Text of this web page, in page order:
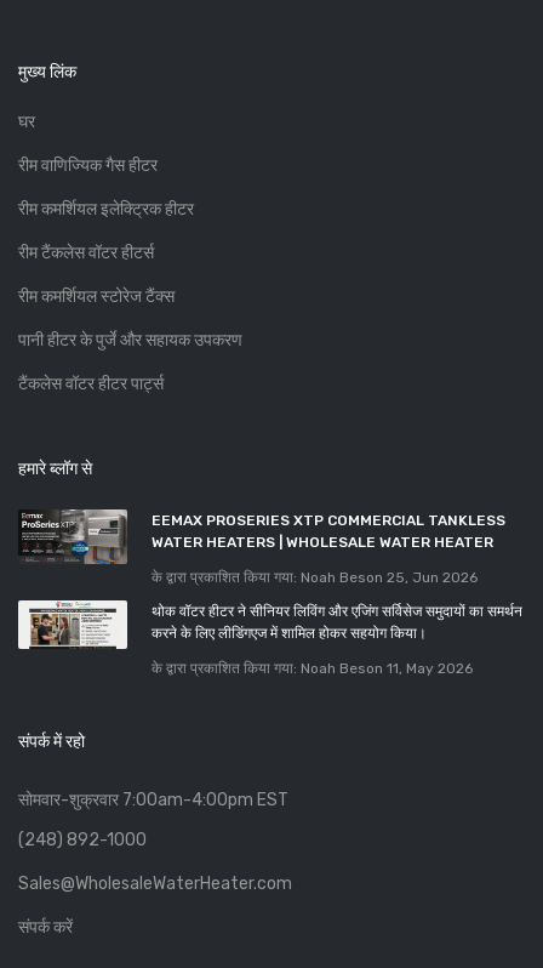
मुख्य लिंक
घर
रीम वाणिज्यिक गैस हीटर
रीम कमर्शियल इलेक्ट्रिक हीटर
रीम टैंकलेस वॉटर हीटर्स
रीम कमर्शियल स्टोरेज टैंक्स
पानी हीटर के पुर्जे और सहायक उपकरण
टैंकलेस वॉटर हीटर पार्ट्स
हमारे ब्लॉग से
EEMAX PROSERIES XTP COMMERCIAL TANKLESS
WATER HEATERS | WHOLESALE WATER HEATER
के द्वारा प्रकाशित किया गया: Noah Beson 25, Jun 2026
थोक वॉटर हीटर ने सीनियर लिविंग और एजिंग सर्विसेज समुदायों का समर्थन
करने के लिए लीडिंगएज में शामिल होकर सहयोग किया।
के द्वारा प्रकाशित किया गया: Noah Beson 11, May 2026
संपर्क में रहो
सोमवार-शुक्रवार 7:00am-4:00pm EST
(248) 892-1000
Sales@WholesaleWaterHeater.com
संपर्क करें